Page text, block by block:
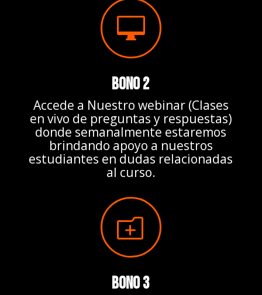

BONO 2
Accede a Nuestro webinar (Clases
en vivo de preguntas y respuestas)
donde semanalmente estaremos
brindando apoyo a nuestros
estudiantes en dudas relacionadas
al curso.
o
BONO 3